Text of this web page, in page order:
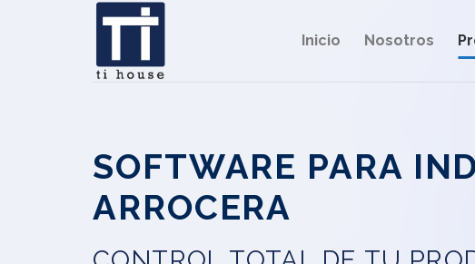
Inicio Nosotros
SOFTWARE PARA
ARROCERA